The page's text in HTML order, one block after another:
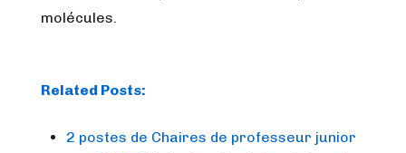
molécules.
Related Posts:
2 postes de Chaires de professeur junior